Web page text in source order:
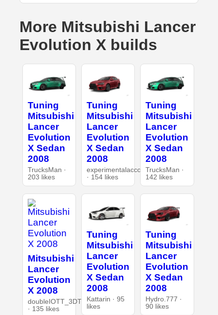
More Mitsubishi Lancer
Evolution X builds
Tuning
Mitsubishi
Lancer
Evolution
X Sedan
2008
TrucksMan ·
203 likes
Tuning
Mitsubishi
Lancer
Evolution
X Sedan
2008
experimentalaccount
· 154 likes
Tuning
Mitsubishi
Lancer
Evolution
X Sedan
2008
TrucksMan ·
142 likes
Mitsubishi
Lancer
Evolution
X 2008
doubleIOTT_3DT
· 135 likes
Tuning
Mitsubishi
Lancer
Evolution
X Sedan
2008
Kattarin · 95
likes
Tuning
Mitsubishi
Lancer
Evolution
X Sedan
2008
Hydro.777 ·
90 likes